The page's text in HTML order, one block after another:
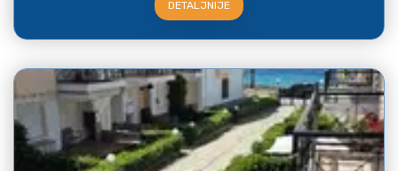
DETALJNIJE